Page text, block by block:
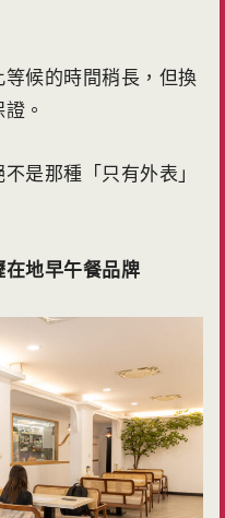
候的時間稍長，但換
。
是那種「只有外表」
地早午餐品牌